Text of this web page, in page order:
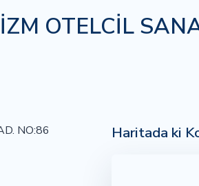
OTELCİL
NO:86
Haritada ki